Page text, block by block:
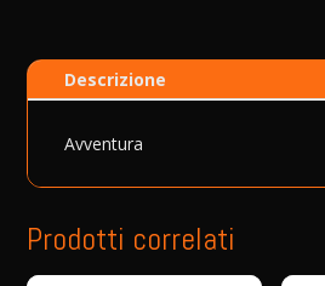
Descrizione
Avventura
Prodotti correlati